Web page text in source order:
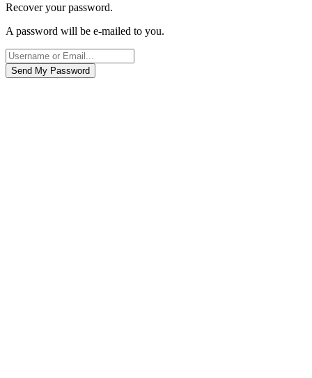
Recover your password.
A password will be e-mailed to you.